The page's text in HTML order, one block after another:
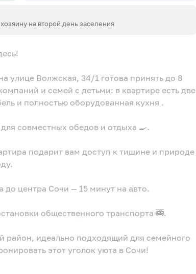
на второй день заселения
улице Волжская, 34/1 готова принять до 8
и семей с детьми: в квартире есть две
и полностью оборудованная кухня .
совместных обедов и отдыха 🍳.
подарит вам доступ к тишине и природе
центра Сочи — 15 минут на авто.
общественного транспорта 🚎.
район, идеально подходящий для семейного
этот уголок уюта в Сочи!